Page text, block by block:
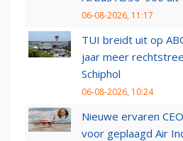
06-08-2026, 11:17
TUI breidt uit op
jaar meer
Schiphol
06-08-2026, 10:24
Nieuwe ervaren
voor geplaagd Air